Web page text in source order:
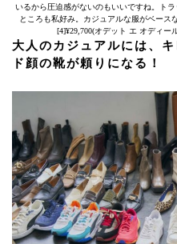
いるから圧迫感がないのもいいですね。ト
ところも私好み。カジュアルな服がベース
[4]¥29,700(オデット エ オディー
大人のカジュアルには、
ド顔の靴が頼りになる！